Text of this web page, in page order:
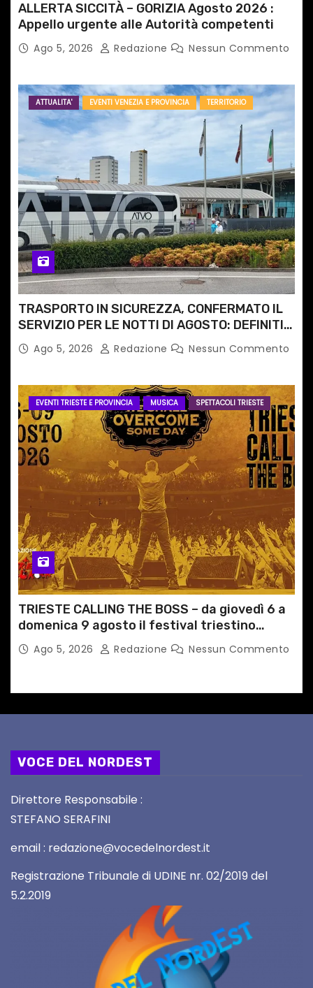
ALLERTA SICCITÀ – GORIZIA Agosto 2026 :
Appello urgente alle Autorità competenti
Ago 5, 2026 Redazione Nessun Commento
ATTUALITA' EVENTI VENEZIA E PROVINCIA TERRITORIO
TRASPORTO IN SICUREZZA, CONFERMATO IL
SERVIZIO PER LE NOTTI DI AGOSTO: DEFINITI
PERCORSI, FERMATE E ORARIO
Ago 5, 2026 Redazione Nessun Commento
EVENTI TRIESTE E PROVINCIA MUSICA SPETTACOLI TRIESTE
TRIESTE CALLING THE BOSS – da giovedì 6 a
domenica 9 agosto il festival triestino
dedicato a Springsteen
Ago 5, 2026 Redazione Nessun Commento
VOCE DEL NORDEST
Direttore Responsabile :
STEFANO SERAFINI
email : redazione@vocedelnordest.it
Registrazione Tribunale di UDINE nr. 02/2019 del
5.2.2019